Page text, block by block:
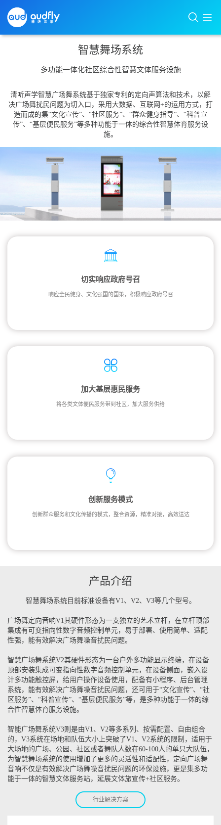
智慧舞场系统
多功能一体化社区综合性智慧文体服务设施
清听声学智慧广场舞系统基于独家专利的定向声算法和技术，以解
决广场舞扰民问题为切入口，采用大数据、互联网+的运用方式，打
造而成的集“文化宣传”、“社区服务”、“群众健身指导”、“科普宣
传”、“基层便民服务”等多种功能于一体的综合性智慧体育服务设
施。
切实响应政府号召
响应全民健身、文化强国的国策，积极响应政府号召
加大基层惠民服务
将各类文体便民服务带到社区，加大服务供给
创新服务模式
创新群众服务和文化传播的模式，整合资源，精准对接，高效送达
产品介绍
智慧舞场系统目前标准设备有V1、V2、V3等几个型号。
广场舞定向音响V1其硬件形态为一支独立的艺术立杆，在立杆顶部
集成有可变指向性数字音频控制单元，易于部署、使用简单、适配
性强，能有效解决广场舞噪音扰民问题。
智慧广场舞系统V2其硬件形态为一台户外多功能显示终端，在设备
顶部安装集成可变指向性数字音频控制单元，在设备侧面，嵌入设
计多功能触控屏，给用户操作设备使用，配备有小程序、后台管理
系统，能有效解决广场舞噪音扰民问题，还可用于“文化宣传”、“社
区服务”、“科普宣传”、“基层便民服务”等，是多种功能于一体的综
合性智慧体育服务设施。
智能广场舞系统V3则是由V1、V2等多系列、按需配置、自由组合
的，V3系统在场地和队伍大小上突破了V1、V2系统的限制，适用于
大场地的广场、公园、社区或者舞队人数在60-100人的单只大队伍，
为智慧舞场系统的使用增加了更多的灵活性和适配性，定向广场舞
音响不仅是有效解决广场舞噪音扰民问题的环保设施，更是集多功
能于一体的智慧文体服务站，延展文体旅宣传+社区服务。
行业解决方案